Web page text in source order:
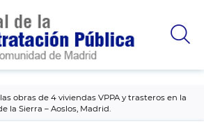
obras de 4 viviendas VPPA y trasteros en la
la Sierra – Aoslos, Madrid.